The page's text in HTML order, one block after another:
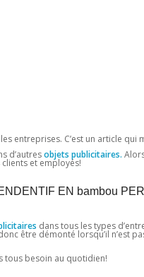
entreprises. C’est un article
d’autresobjets publicitaires.
et employés!
EN bambou
dans tous les types
être démonté lorsqu’il n’est
tous besoin au quotidien!